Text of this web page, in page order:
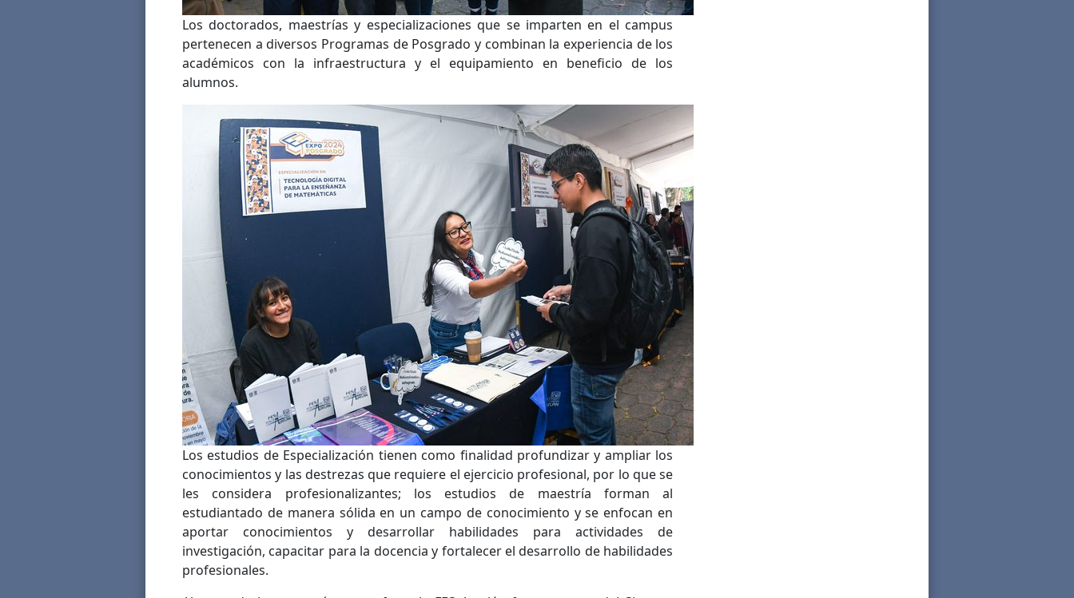
Los doctorados, maestrías y especializaciones que se imparten en el campus
pertenecen a diversos Programas de Posgrado y combinan la experiencia de los
académicos con la infraestructura y el equipamiento en beneficio de los
alumnos.
Los estudios de Especialización tienen como finalidad profundizar y ampliar los
conocimientos y las destrezas que requiere el ejercicio profesional, por lo que se
les considera profesionalizantes; los estudios de maestría forman al
estudiantado de manera sólida en un campo de conocimiento y se enfocan en
aportar conocimientos y desarrollar habilidades para actividades de
investigación, capacitar para la docencia y fortalecer el desarrollo de habilidades
profesionales.